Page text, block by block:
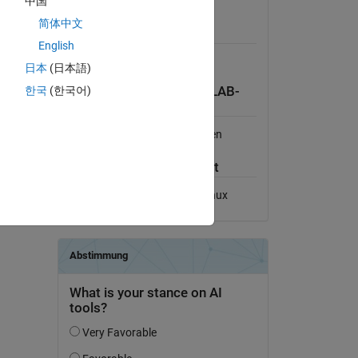
ip-
MATLAB
Kompatibilität der MATLAB-
Kompatibel mit allen Versionen
Plattform-Kompatibilität
Linux
简体中文
English
日本 (日本語)
한국 (한국어)